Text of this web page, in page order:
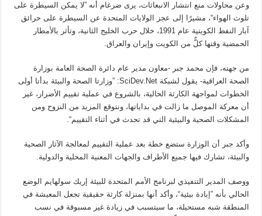
وعن محاولات منع انتشار الانبعاثات، يرى ضرغام أنه ”لا يمكن السيطرة على
تلوث الهواء“، مشيرًا إلى عجز الولايات المتحدة عن السيطرة على حرائق
آبار النفط الكويتية عام 1991، خلال حرب الخليج الثانية، وتأثر بالأمطار
الحمضية وقتها كلٌّ من الكويت وإيران والعراق.
من جهته، فإن محمد جبر -معاون مدير عام دائرة الصحة العامة بوزارة
الصحة العراقية- يقول لشبكة SciDev.Net: ”وزارتا الصحة والبيئة بدأتا أولى
الخطوات لمواجهة الكارثة الحالية، بالشروع في عملية تقييم الأضرار، غير
أن معركة الموصل ما زالت في بداياتها، ونتوقع المزيد من النزوح ومن
المشكلات الصحية والبيئية التي قد تحدث في أثناء التقييم“.
وأكد جبر أن الوزارة ستضع خطة بعد عملية التقييم لمعالجة الآثار الصحية
والبيئة، تشارك فيها جميع الأطراف والجهات المعنية المحلية والدولية.
ووصف المدير التنفيذي لبرنامج الأمم المتحدة للبيئة إريك سولهايم الوضع
الحالي بأنه ”إبادة بيئية“، وأكد أنها بمنزلة كارثة حقيقية تجعل المعيشة في
المنطقة شبه مستحيلة، ما سيتسبب في زيادة غير مسبوقة في نسب